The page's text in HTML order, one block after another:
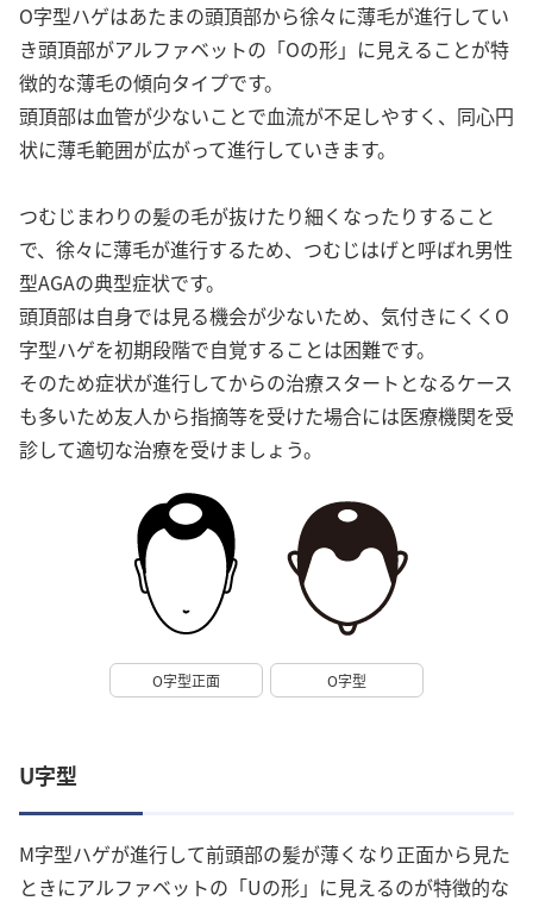
O字型ハゲはあたまの頭頂部から徐々に薄毛が進行してい
き頭頂部がアルファベットの「Oの形」に見えることが特
徴的な薄毛の傾向タイプです。
頭頂部は血管が少ないことで血流が不足しやすく、同心円
状に薄毛範囲が広がって進行していきます。
つむじまわりの髪の毛が抜けたり細くなったりすること
で、徐々に薄毛が進行するため、つむじはげと呼ばれ男性
型AGAの典型症状です。
頭頂部は自身では見る機会が少ないため、気付きにくくO
字型ハゲを初期段階で自覚することは困難です。
そのため症状が進行してからの治療スタートとなるケース
も多いため友人から指摘等を受けた場合には医療機関を受
診して適切な治療を受けましょう。
O字型正面 O字型
U字型
M字型ハゲが進行して前頭部の髪が薄くなり正面から見た
ときにアルファベットの「Uの形」に見えるのが特徴的な